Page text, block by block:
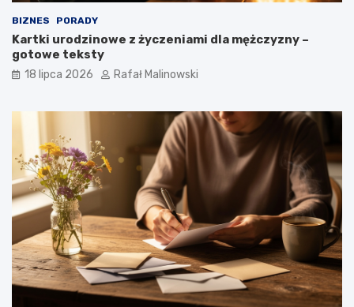
BIZNES PORADY
Kartki urodzinowe z życzeniami dla mężczyzny –
gotowe teksty
18 lipca 2026 Rafał Malinowski